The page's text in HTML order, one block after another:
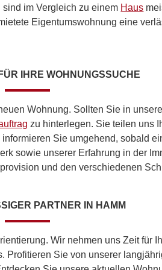
im Vergleich zu einem Haus
Eigentumswohnung eine
IHRE WOHNUNGSSUCHE
Wohnung. Sollten Sie in
zu hinterlegen. Sie teilen uns
Sie umgehend, sobald
sowie unserer Erfahrung in der
und den verschiedenen
PARTNER IN HAMM
Wir nehmen uns Zeit für
Profitieren Sie von unserer